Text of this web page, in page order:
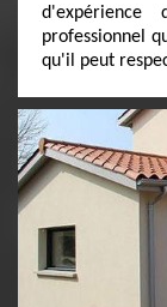
professionnel
qu'il peut